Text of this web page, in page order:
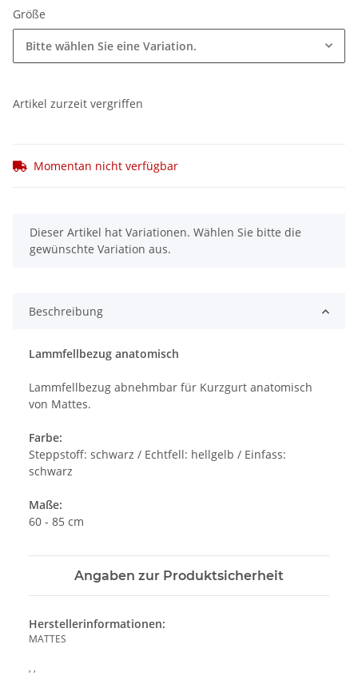
Größe
Bitte wählen Sie eine Variation.
Artikel zurzeit vergriffen
Momentan nicht verfügbar
x
Dieser Artikel hat Variationen. Wählen Sie bitte die
gewünschte Variation aus.
Beschreibung
Lammfellbezug anatomisch
Lammfellbezug abnehmbar für Kurzgurt anatomisch
von Mattes.
Farbe:
Steppstoff: schwarz / Echtfell: hellgelb / Einfass:
schwarz
Maße:
60 - 85 cm
Angaben zur Produktsicherheit
Herstellerinformationen:
MATTES
, ,